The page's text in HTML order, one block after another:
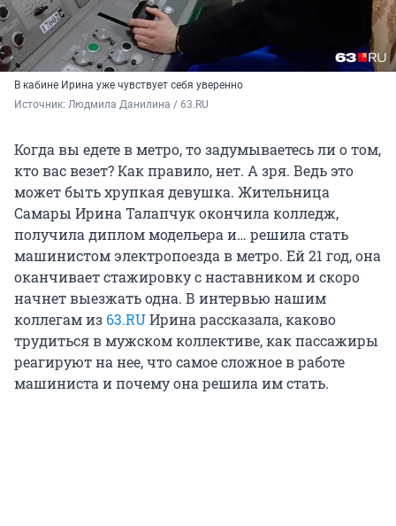
В кабине Ирина уже чувствует себя уверенно
Источник: Людмила Данилина / 63.RU
Когда вы едете в метро, то задумываетесь ли о том,
кто вас везет? Как правило, нет. А зря. Ведь это
может быть хрупкая девушка. Жительница
Самары Ирина Талапчук окончила колледж,
получила диплом модельера и… решила стать
машинистом электропоезда в метро. Ей 21 год, она
оканчивает стажировку с наставником и скоро
начнет выезжать одна. В интервью нашим
коллегам из 63.RUИрина рассказала, каково
трудиться в мужском коллективе, как пассажиры
реагируют на нее, что самое сложное в работе
машиниста и почему она решила им стать.